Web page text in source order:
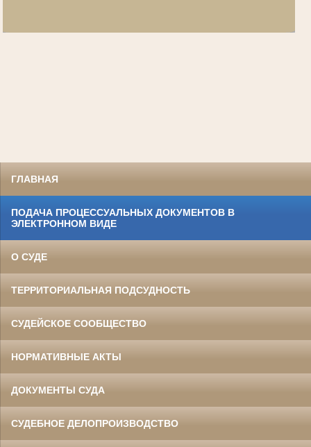
ГЛАВНАЯ
ПОДАЧА ПРОЦЕССУАЛЬНЫХ ДОКУМЕНТОВ В
ЭЛЕКТРОННОМ ВИДЕ
О СУДЕ
ТЕРРИТОРИАЛЬНАЯ ПОДСУДНОСТЬ
СУДЕЙСКОЕ СООБЩЕСТВО
НОРМАТИВНЫЕ АКТЫ
ДОКУМЕНТЫ СУДА
СУДЕБНОЕ ДЕЛОПРОИЗВОДСТВО